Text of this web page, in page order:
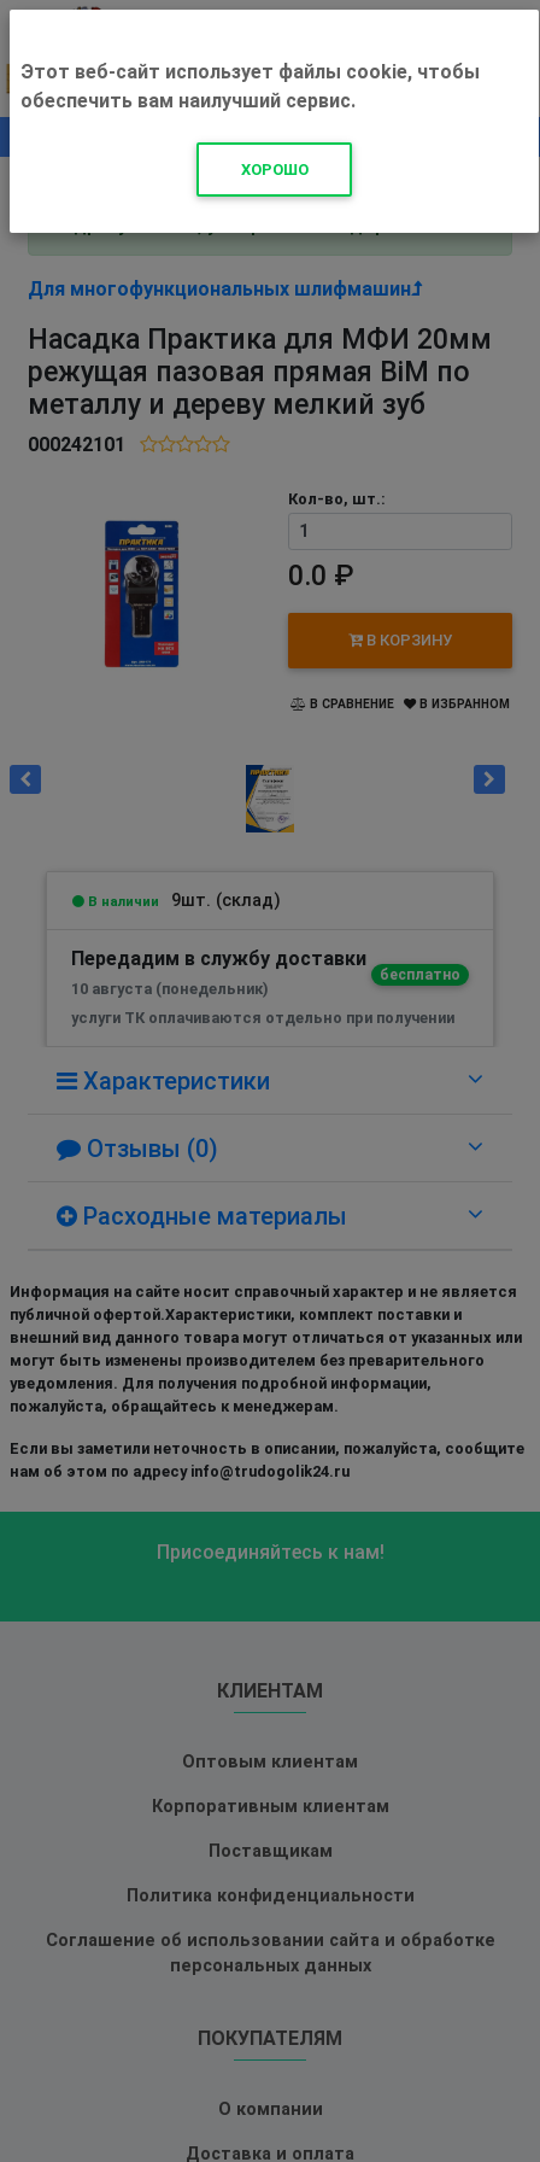
+500 ₽
Внимание! С 3 августа магазин работает по
Для многофункциональных шлифмашин
Насадка Практика для МФИ 20мм
режущая пазовая прямая BiM по
металлу и дереву мелкий зуб
000242101
Кол-во, шт.:
0.0 ₽
В КОРЗИНУ
В СРАВНЕНИЕ В ИЗБРАННОМ
В наличии 9шт. (склад)
Передадим в службу доставки
бесплатно
10 августа (понедельник)
услуги ТК оплачиваются отдельно при получении
Характеристики
Отзывы (0)
Расходные материалы
Информация на сайте носит справочный характер и не является
публичной офертой.Характеристики, комплект поставки и
внешний вид данного товара могут отличаться от указанных или
могут быть изменены производителем без преварительного
уведомления. Для получения подробной информации,
пожалуйста, обращайтесь к менеджерам.
Если вы заметили неточность в описании, пожалуйста, сообщите
нам об этом по адресу info@trudogolik24.ru
Присоединяйтесь к нам!
КЛИЕНТАМ
Оптовым клиентам
Корпоративным клиентам
Поставщикам
Политика конфиденциальности
Соглашение об использовании сайта и обработке
персональных данных
ПОКУПАТЕЛЯМ
О компании
Доставка и оплата
Этот веб-сайт использует файлы cookie, чтобы
обеспечить вам наилучший сервис.
ХОРОШО